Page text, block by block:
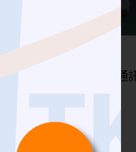
Analyzer | 綜合分析儀
Anritsu MT8821C 無線通
儀